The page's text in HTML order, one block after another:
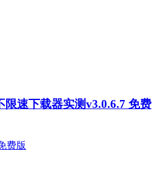
限速下载器实测v3.0.6.7 免费
费版